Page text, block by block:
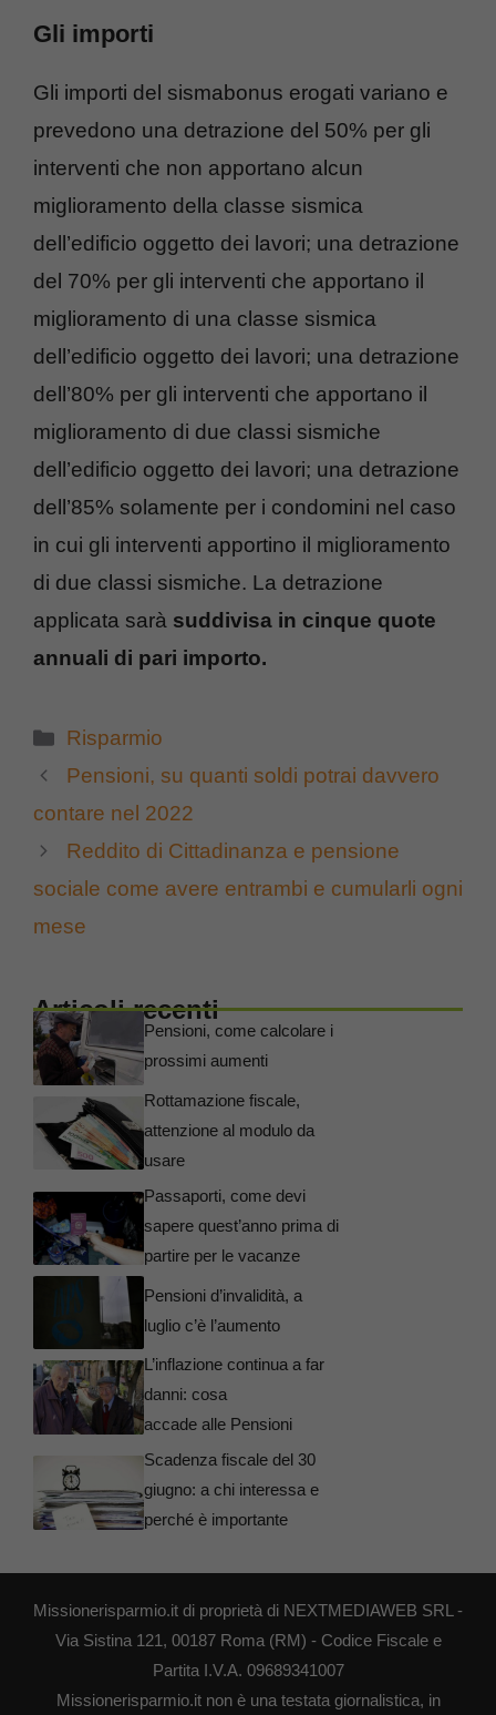
Gli importi
Gli importi del sismabonus erogati variano e
prevedono una detrazione del 50% per gli
interventi che non apportano alcun
miglioramento della classe sismica
dell’edificio oggetto dei lavori; una detrazione
del 70% per gli interventi che apportano il
miglioramento di una classe sismica
dell’edificio oggetto dei lavori; una detrazione
dell’80% per gli interventi che apportano il
miglioramento di due classi sismiche
dell’edificio oggetto dei lavori; una detrazione
dell’85% solamente per i condomini nel caso
in cui gli interventi apportino il miglioramento
di due classi sismiche. La detrazione
applicata sarà suddivisa in cinque quote
annuali di pari importo.
Categorie
Risparmio
Pensioni, su quanti soldi potrai davvero
contare nel 2022
Reddito di Cittadinanza e pensione
sociale come avere entrambi e cumularli ogni
mese
Articoli recenti
Pensioni, come calcolare i
prossimi aumenti
Rottamazione fiscale,
attenzione al modulo da
usare
Passaporti, come devi
sapere quest’anno prima di
partire per le vacanze
Pensioni d’invalidità, a
luglio c’è l’aumento
L’inflazione continua a far
danni: cosa
accade alle Pensioni
Scadenza fiscale del 30
giugno: a chi interessa e
perché è importante
Missionerisparmio.it di proprietà di NEXTMEDIAWEB SRL -
Via Sistina 121, 00187 Roma (RM) - Codice Fiscale e
Partita I.V.A. 09689341007
Missionerisparmio.it non è una testata giornalistica, in